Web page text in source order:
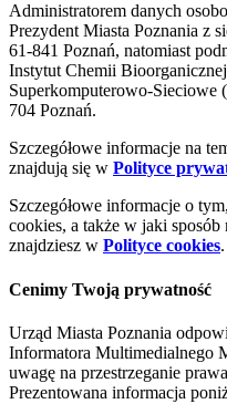
Administratorem danych
Prezydent Miasta Poznania z
61-841 Poznań, natomiast
Instytut Chemii
Superkomputerowo-Sieciowe
704 Poznań.
Szczegółowe informacje na
znajdują się w Polityce
Szczegółowe informacje o
cookies, a także w jaki
znajdziesz w Polityce cookies.
Cenimy Twoją prywatność
Urząd Miasta Poznania
Informatora Multimedialnego
uwagę na przestrzeganie
Prezentowana informacja